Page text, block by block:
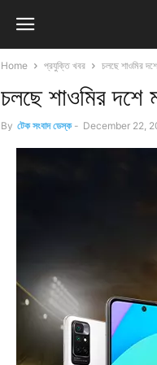
Home প্রযুক্তি খবর চলছে শাওমির
চলছে শাওমির
By টেক সংবাদ ডেস্ক - December 22,